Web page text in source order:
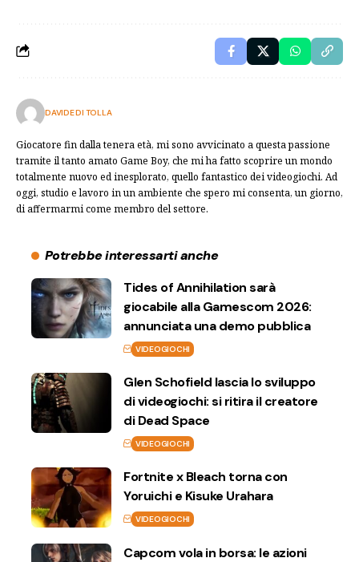
DAVIDE DI TOLLA
Giocatore fin dalla tenera età, mi sono avvicinato a questa passione
tramite il tanto amato Game Boy, che mi ha fatto scoprire un mondo
totalmente nuovo ed inesplorato, quello fantastico dei videogiochi. Ad
oggi, studio e lavoro in un ambiente che spero mi consenta, un giorno,
di affermarmi come membro del settore.
Potrebbe interessarti anche
Tides of Annihilation sarà
giocabile alla Gamescom 2026:
annunciata una demo pubblica
VIDEOGIOCHI
Glen Schofield lascia lo sviluppo
di videogiochi: si ritira il creatore
di Dead Space
VIDEOGIOCHI
Fortnite x Bleach torna con
Yoruichi e Kisuke Urahara
VIDEOGIOCHI
Capcom vola in borsa: le azioni